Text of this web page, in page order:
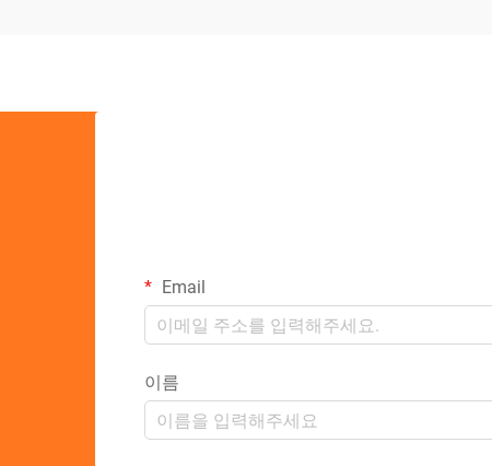
Email
이름